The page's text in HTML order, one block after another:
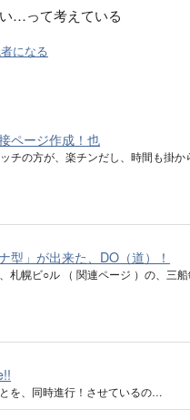
…って考えている
になる
ページ作成！也
チの方が、楽チンだし、時間も掛
型」が出来た、DO（道）！
札幌ビ○ル （ 関連ページ ）の、三
を、同時進行！させているの…